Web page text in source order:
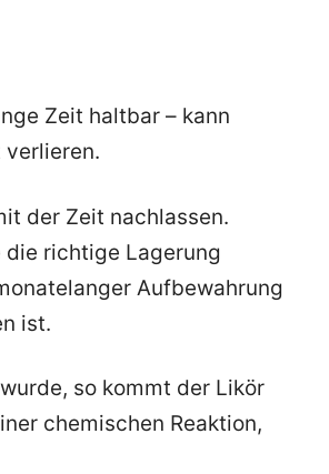
Zeit haltbar – kann
verlieren.
der Zeit nachlassen.
richtige Lagerung
Aufbewahrung
ist.
so kommt der Likör
chemischen Reaktion,